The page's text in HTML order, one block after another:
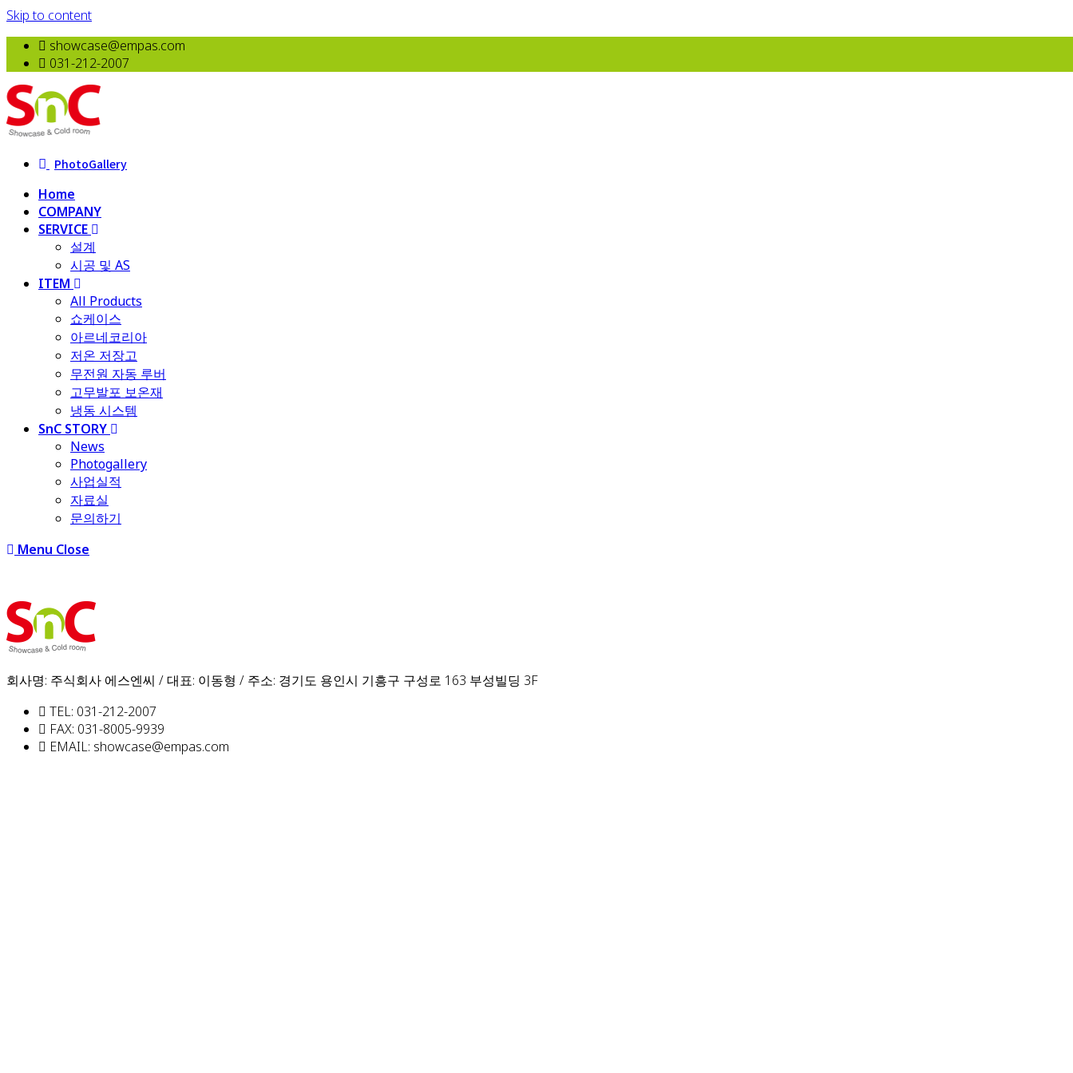
Skip to content
showcase@empas.com
031-212-2007
PhotoGallery
Home
COMPANY
SERVICE
설계
시공 및 AS
ITEM
All Products
​쇼케이스
아르네코리아
저온 저장고
무전원 자동 루버
고무발포 보온재
냉동 시스템
SnC STORY
News
Photogallery
사업실적
자료실
문의하기
Menu Close
회사명: 주식회사 에스엔씨 / 대표: 이동형 / 주소: 경기도 용인시 기흥구 구성로 163 부성빌딩 3F
TEL: 031-212-2007
FAX: 031-8005-9939
EMAIL: showcase@empas.com